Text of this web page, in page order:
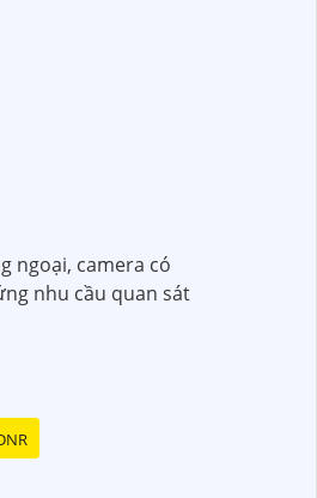
trợ chống ngược
sát hồng ngoại
chi tiết và mua
ngoại, camera có
nhu cầu quan sát